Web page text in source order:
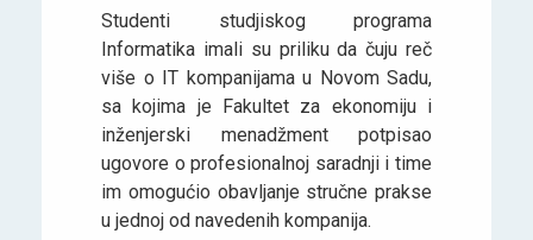
Studenti studjiskog programa
Informatika imali su priliku da čuju reč
više o IT kompanijama u Novom Sadu,
sa kojima je Fakultet za ekonomiju i
inženjerski menadžment potpisao
ugovore o profesionalnoj saradnji i time
im omogućio obavljanje stručne prakse
u jednoj od navedenih kompanija.